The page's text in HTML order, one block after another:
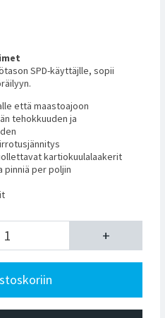
SPD-käyttäjlle, sopii
että maastoajoon
tehokkuuden ja
kartiokuulalaakerit
pinniä per poljin
+